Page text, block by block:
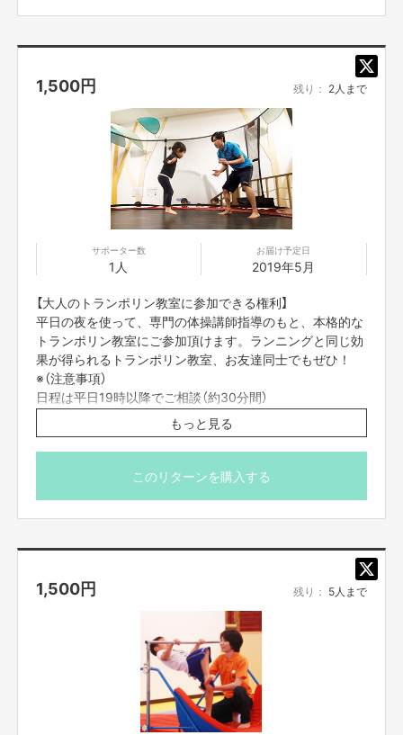
1,500円 残り： 2人まで
サポーター数
1人
お届け予定日
2019年5月
【大人のトランポリン教室に参加できる権利】
平日の夜を使って、専門の体操講師指導のもと、本格的な
トランポリン教室にご参加頂けます。ランニングと同じ効
果が得られるトランポリン教室、お友達同士でもぜひ！
※（注意事項）
日程は平日19時以降でご相談（約30分間）
動きやすい服装でお越しください
グループレッスンとなります
もっと見る
このリターンを購入する
1,500円 残り： 5人まで